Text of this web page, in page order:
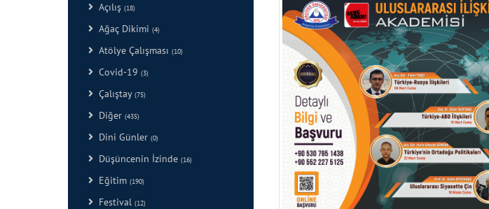
Açılış (18)
Ağaç Dikimi (4)
Atölye Çalışması (10)
Covid-19 (3)
Çalıştay (75)
Diğer (435)
Dini Günler (0)
Düşüncenin İzinde (16)
Eğitim (190)
Festival (12)